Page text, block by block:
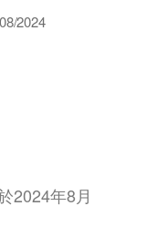
2024
2024年8月